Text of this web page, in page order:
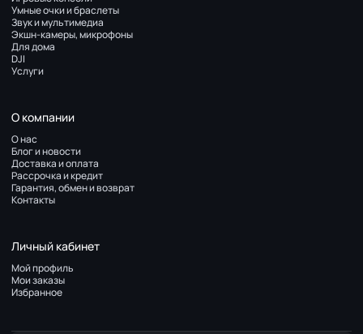
Умные очки и браслеты
Звук и мультимедиа
Экшн-камеры, микрофоны
Для дома
DJI
Услуги
О компании
О нас
Блог и новости
Доставка и оплата
Рассрочка и кредит
Гарантия, обмен и возврат
Контакты
Личный кабинет
Мой профиль
Мои заказы
Избранное